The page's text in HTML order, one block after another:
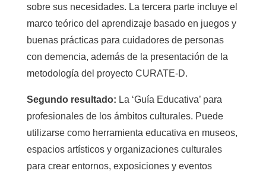
sobre sus necesidades. La tercera parte incluye el
marco teórico del aprendizaje basado en juegos y
buenas prácticas para cuidadores de personas
con demencia, además de la presentación de la
metodología del proyecto CURATE-D.
Segundo resultado: La ‘Guía Educativa’ para
profesionales de los ámbitos culturales. Puede
utilizarse como herramienta educativa en museos,
espacios artísticos y organizaciones culturales
para crear entornos, exposiciones y eventos